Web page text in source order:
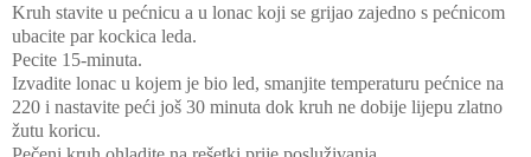
Kruh stavite u pećnicu a u lonac koji se grijao zajedno s pećnicom
ubacite par kockica leda.
Pecite 15-minuta.
Izvadite lonac u kojem je bio led, smanjite temperaturu pećnice na
220 i nastavite peći još 30 minuta dok kruh ne dobije lijepu zlatno
žutu koricu.